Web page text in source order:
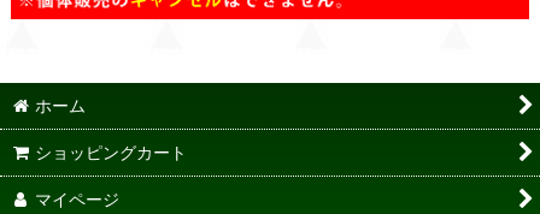
ホーム
ショッピングカート
マイページ